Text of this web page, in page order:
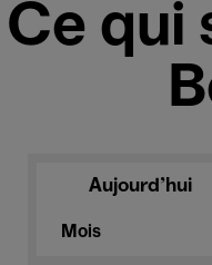
Ce qui
Aujourd'hui
Mois